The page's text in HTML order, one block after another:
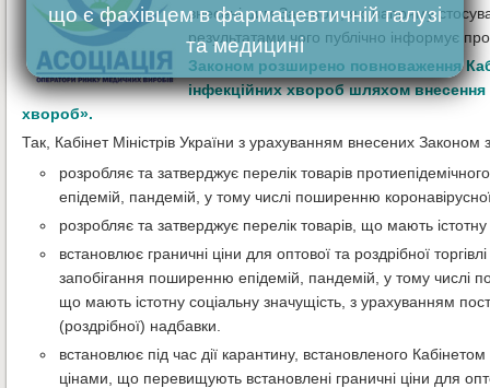
внесені цим Законом, які напряму
результатами чого публічно інформує
Законом розширено повноваження
інфекційних хвороб шляхом внесення
хвороб».
Так, Кабінет Міністрів України з урахуванням внесених Законом
розробляє та затверджує перелік товарів
епідемій, пандемій, у тому числі поширенню
розробляє та затверджує перелік товарів, що мають
встановлює граничні ціни для оптової та роздрібної
запобігання поширенню епідемій, пандемій, у тому числі
що мають істотну соціальну значущість, з урахуванням
(роздрібної) надбавки.
встановлює під час дії карантину, встановленого
цінами, що перевищують встановлені граничні ціни для
що є фахівцем в фармацевтичній галузі
та медицині